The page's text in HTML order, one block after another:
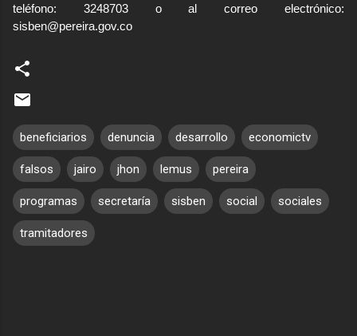
teléfono: 3248703 o al correo electrónico:
sisben@pereira.gov.co
beneficiarios denuncia desarrollo economictv
falsos jairo jhon lemus pereira
programas secretaría sisben social sociales
tramitadores